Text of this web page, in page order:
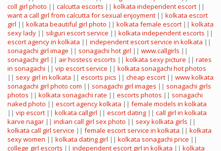
coll girl photo || calcutta escorts || kolkata independent escort ||
want a call girl from calcutta for sexual enjoyment || kolkata escort
girl || kolkata beautiful girl photo || kolkata female escort || kolkata
sexy lady || siliguri escort service || kolkata independent escorts ||
escort agency in kolkata || independent escort service in kolkata ||
sonagachi girl image || sonagachi hot girl || www.callgirls ||
sonagachi girl || air hostess escorts || kolkata sexy picture || rates
in sonagachi || vip escort service || kolkata sonagachi hot photos
|| sexy girl in kolkata || escorts pics || cheap escort || www kolkata
sonagachi girl photo com || sonagachi girl images || sonagachi girls
photos || kolkata sonagachi rate || escorts photos || sonagachi
naked photo || escort agency kolkata || female models in kolkata
|| vip escort || kolkata callgirl || escort dating || call girl in kolkata
karve nagar || indian call girl sex photo || sexy kolkata girls ||
kolkata call girl service || female escort service in kolkata || kolkata
sexy women || kolkata dating girl || kolkata sonagachi price ||
college girl escorts || independent escort girl in kolkata || kolkata